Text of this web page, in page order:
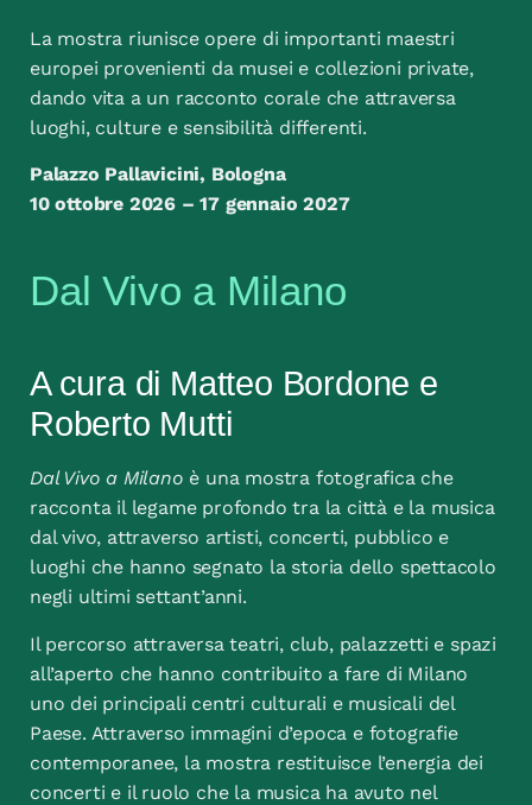
La mostra riunisce opere di importanti maestri
europei provenienti da musei e collezioni private,
dando vita a un racconto corale che attraversa
luoghi, culture e sensibilità differenti.
Palazzo Pallavicini, Bologna
10 ottobre 2026 – 17 gennaio 2027
Dal Vivo a Milano
A cura di Matteo Bordone e
Roberto Mutti
Dal Vivo a Milano è una mostra fotografica che
racconta il legame profondo tra la città e la musica
dal vivo, attraverso artisti, concerti, pubblico e
luoghi che hanno segnato la storia dello spettacolo
negli ultimi settant’anni.
Il percorso attraversa teatri, club, palazzetti e spazi
all’aperto che hanno contribuito a fare di Milano
uno dei principali centri culturali e musicali del
Paese. Attraverso immagini d’epoca e fotografie
contemporanee, la mostra restituisce l’energia dei
concerti e il ruolo che la musica ha avuto nel